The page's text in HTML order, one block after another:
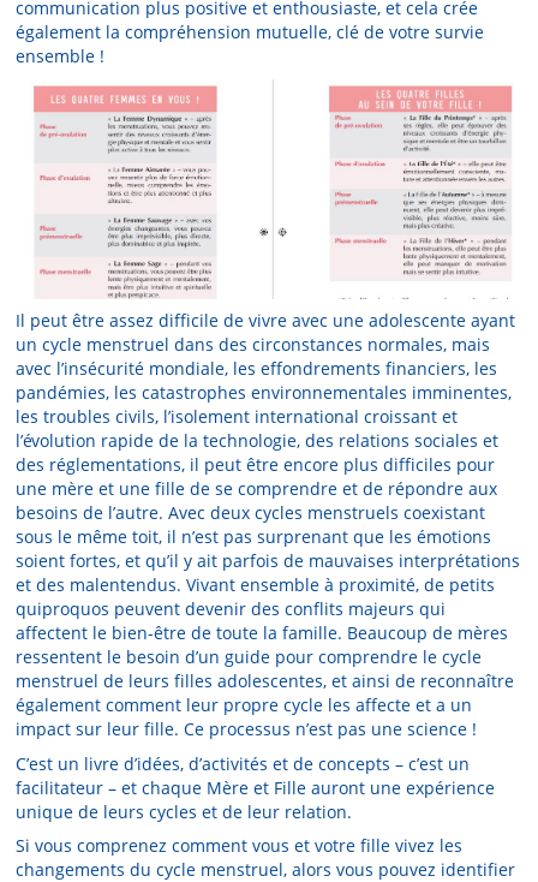
communication plus positive et enthousiaste, et cela crée
également la compréhension mutuelle, clé de votre survie
ensemble !
Il peut être assez difficile de vivre avec une adolescente ayant
un cycle menstruel dans des circonstances normales, mais
avec l’insécurité mondiale, les effondrements financiers, les
pandémies, les catastrophes environnementales imminentes,
les troubles civils, l’isolement international croissant et
l’évolution rapide de la technologie, des relations sociales et
des réglementations, il peut être encore plus difficiles pour
une mère et une fille de se comprendre et de répondre aux
besoins de l’autre. Avec deux cycles menstruels coexistant
sous le même toit, il n’est pas surprenant que les émotions
soient fortes, et qu’il y ait parfois de mauvaises interprétations
et des malentendus. Vivant ensemble à proximité, de petits
quiproquos peuvent devenir des conflits majeurs qui
affectent le bien-être de toute la famille. Beaucoup de mères
ressentent le besoin d’un guide pour comprendre le cycle
menstruel de leurs filles adolescentes, et ainsi de reconnaître
également comment leur propre cycle les affecte et a un
impact sur leur fille. Ce processus n’est pas une science !
C’est un livre d’idées, d’activités et de concepts – c’est un
facilitateur – et chaque Mère et Fille auront une expérience
unique de leurs cycles et de leur relation.
Si vous comprenez comment vous et votre fille vivez les
changements du cycle menstruel, alors vous pouvez identifier